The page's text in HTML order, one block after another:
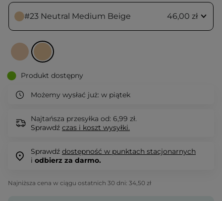
#23 Neutral Medium Beige 46,00 zł
Produkt dostępny
Możemy wysłać już: w piątek
Najtańsza przesyłka od: 6,99 zł.
Sprawdź czas i koszt wysyłki.
Sprawdź dostępność w punktach stacjonarnych
i odbierz za darmo.
Najniższa cena w ciągu ostatnich 30 dni: 34,50 zł